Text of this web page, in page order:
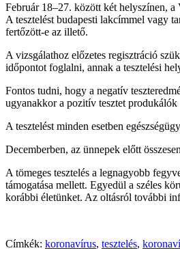
Február 18–27. között két helyszínen,
A tesztelést budapesti lakcímmel vagy
fertőzött-e az illető.
A vizsgálathoz előzetes regisztráció
időpontot foglalni, annak a tesztelési
Fontos tudni, hogy a negatív
ugyanakkor a pozitív tesztet
A tesztelést minden esetben
Decemberben, az ünnepek előtt
A tömeges tesztelés a legnagyobb
támogatása mellett. Egyedül a széles
korábbi életünket. Az oltásról további
Címkék: koronavírus, tesztelés,